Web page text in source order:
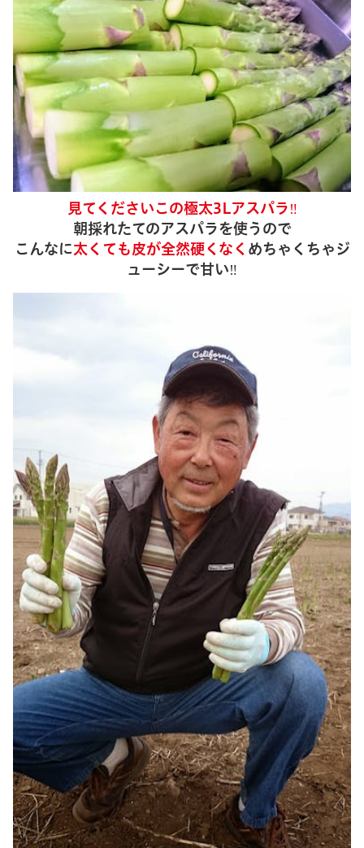
見てくださいこの極太3Lアスパラ‼
朝採れたてのアスパラを使うので
こんなに太くても皮が全然硬くなく めちゃくちゃジ
ューシーで甘い‼